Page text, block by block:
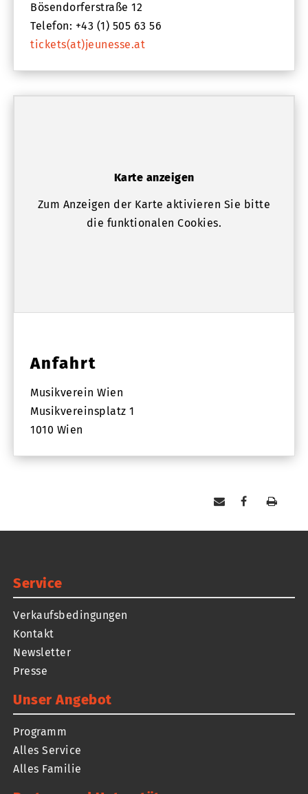
Bösendorferstraße 12
Telefon: +43 (1) 505 63 56
tickets(at)jeunesse.at
Karte anzeigen
Zum Anzeigen der Karte aktivieren Sie bitte
die funktionalen Cookies.
Anfahrt
Musikverein Wien
Musikvereinsplatz 1
1010 Wien
Service
Verkaufsbedingungen
Kontakt
Newsletter
Presse
Unser Angebot
Programm
Alles Service
Alles Familie